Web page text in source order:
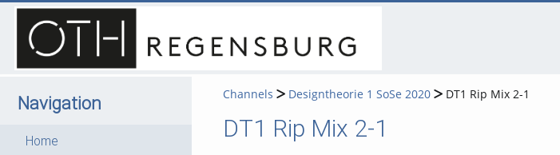
Navigation
Home
Channels Designtheorie 1 SoSe 2020 DT1 Rip Mix 2-1
DT1 Rip Mix 2-1